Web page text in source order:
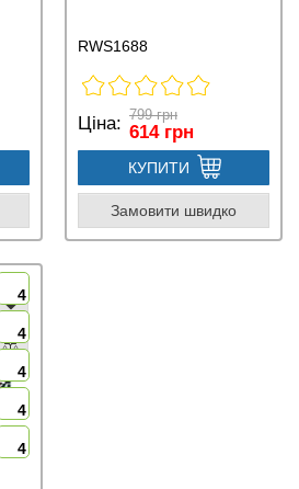
RWS1688
Ціна: 799 грн
614 грн
КУПИТИ
Замовити швидко
4
4
4
4
4